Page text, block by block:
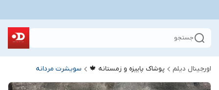
جستجو
اورجینال دیلم پوشاک پاییزه و زمستانه 🍁 سویشرت مردانه